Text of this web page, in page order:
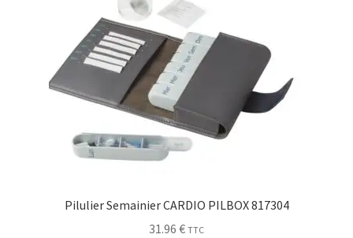
Pilulier Semainier CARDIO PILBOX 817304
31.96 € TTC